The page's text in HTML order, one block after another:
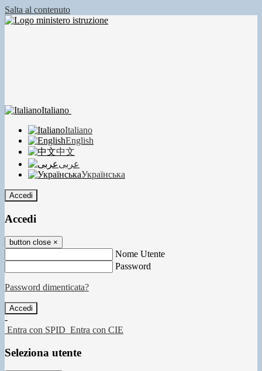
Salta al contenuto
Italiano
Italiano
English
中文
عربى
Українська
Accedi
Accedi
button close ×
Nome Utente
Password
Password dimenticata?
-
Entra con SPID Entra con CIE
Seleziona utente